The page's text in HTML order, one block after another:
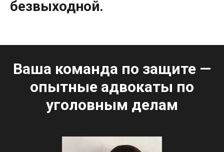
безвыходной.
Ваша команда по защите —
опытные адвокаты по
уголовным делам